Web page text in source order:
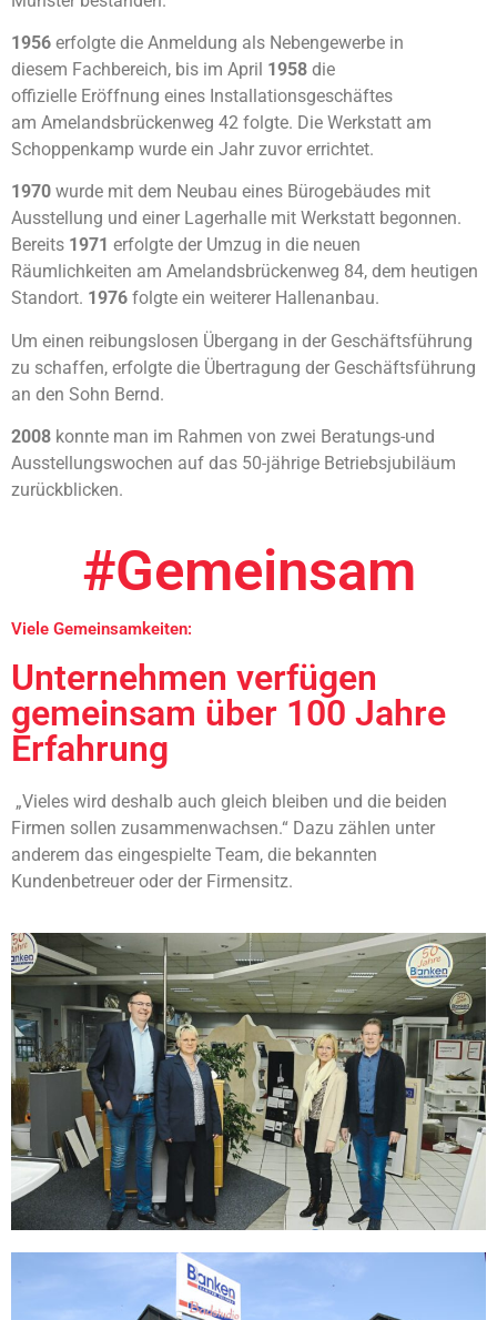
1956 erfolgte die Anmeldung als Nebengewerbe in
diesem Fachbereich, bis im April 1958 die
offizielle Eröffnung eines Installationsgeschäftes
am Amelandsbrückenweg 42 folgte. Die Werkstatt am
Schoppenkamp wurde ein Jahr zuvor errichtet.
1970 wurde mit dem Neubau eines Bürogebäudes mit
Ausstellung und einer Lagerhalle mit Werkstatt begonnen.
Bereits 1971 erfolgte der Umzug in die neuen
Räumlichkeiten am Amelandsbrückenweg 84, dem heutigen
Standort. 1976 folgte ein weiterer Hallenanbau.
Um einen reibungslosen Übergang in der Geschäftsführung
zu schaffen, erfolgte die Übertragung der Geschäftsführung
an den Sohn Bernd.
2008 konnte man im Rahmen von zwei Beratungs-und
Ausstellungswochen auf das 50-jährige Betriebsjubiläum
zurückblicken.
#Gemeinsam
Viele Gemeinsamkeiten:
Unternehmen verfügen
gemeinsam über 100 Jahre
Erfahrung
„Vieles wird deshalb auch gleich bleiben und die beiden
Firmen sollen zusammenwachsen.“ Dazu zählen unter
anderem das eingespielte Team, die bekannten
Kundenbetreuer oder der Firmensitz.